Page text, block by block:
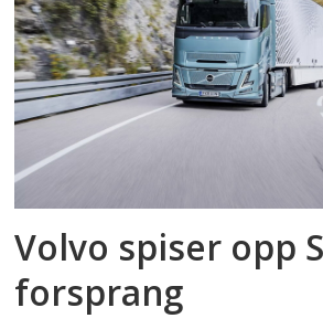
Volvo spiser opp
forsprang